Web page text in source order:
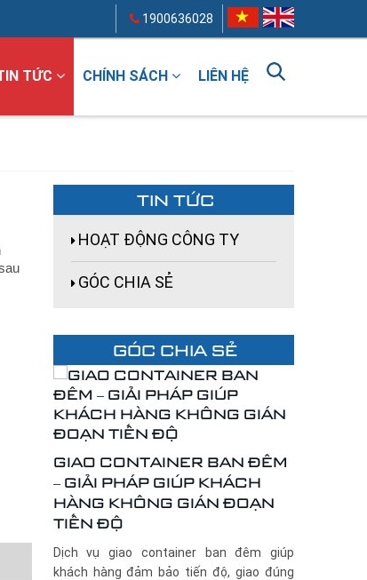
1900636028
TỨC CHÍNH SÁCH LIÊN HỆ
TIN TỨC
HOẠT ĐỘNG CÔNG TY
GÓC CHIA SẺ
GÓC CHIA SẺ
GIAO CONTAINER BAN ĐÊM
– GIẢI PHÁP GIÚP KHÁCH
HÀNG KHÔNG GIÁN ĐOẠN
TIẾN ĐỘ
Dịch vụ giao container ban đêm giúp
khách hàng đảm bảo tiến độ, giao đúng